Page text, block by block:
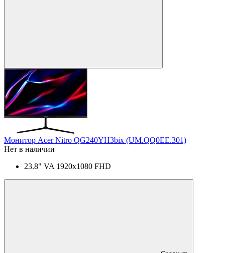
Монитор Acer Nitro QG240YH3bix (UM.QQ0EE.301)
Нет в наличии
23.8" VA 1920x1080 FHD